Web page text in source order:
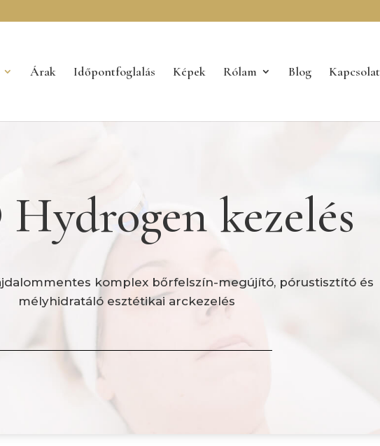
Árak Időpontfoglalás Képek Rólam Blog Kapcsolat
kezelés
komplex bőrfelszín-megújító, pórustisztító és
mélyhidratáló esztétikai arckezelés